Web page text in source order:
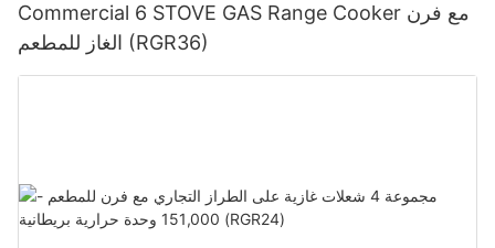
Commercial 6 STOVE GAS Range Cooker مع فرن
الغاز للمطعم (RGR36)